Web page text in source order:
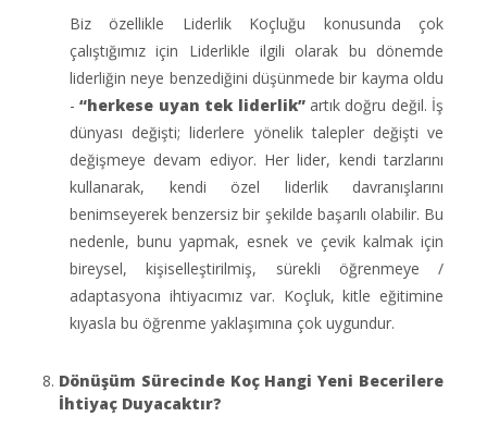
Biz özellikle Liderlik Koçluğu konusunda çok
çalıştığımız için Liderlikle ilgili olarak bu dönemde
liderliğin neye benzediğini düşünmede bir kayma oldu
-“herkese uyan tek liderlik”artık doğru değil. İş
dünyası değişti; liderlere yönelik talepler değişti ve
değişmeye devam ediyor. Her lider, kendi tarzlarını
kullanarak, kendi özel liderlik davranışlarını
benimseyerek benzersiz bir şekilde başarılı olabilir. Bu
nedenle, bunu yapmak, esnek ve çevik kalmak için
bireysel, kişiselleştirilmiş, sürekli öğrenmeye /
adaptasyona ihtiyacımız var. Koçluk, kitle eğitimine
kıyasla bu öğrenme yaklaşımına çok uygundur.
Dönüşüm Sürecinde Koç Hangi Yeni Becerilere
İhtiyaç Duyacaktır?